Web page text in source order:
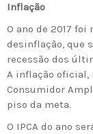
Inflação
O ano de 2017
desinflação, que
recessão dos
A inflação oficial,
Consumidor
piso da meta.
O IPCA do ano